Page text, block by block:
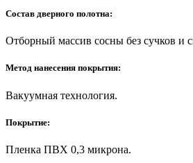
Состав дверного полотна:
Отборный массив сосны без сучков и
Метод нанесения покрытия:
Вакуумная технология.
Покрытие:
Пленка ПВХ 0,3 микрона.